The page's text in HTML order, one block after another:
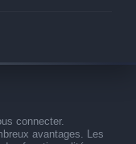
connecter.
avantages. Les